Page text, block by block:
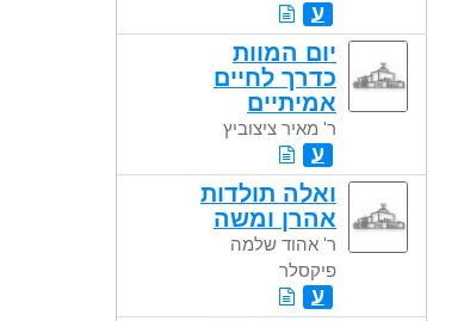
ע
יום המוות
כדרך לחיים
אמיתיים
ר' מאיר ציצוביץ
ע
ואלה תולדות
אהרן ומשה
ר' אהוד שלמה
פיקסלר
ע